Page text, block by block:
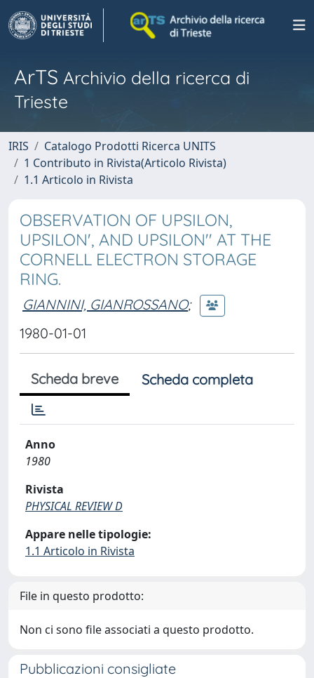
ArTS Archivio della ricerca di
Trieste
IRIS
Catalogo Prodotti Ricerca UNITS
1 Contributo in Rivista(Articolo Rivista)
1.1 Articolo in Rivista
OBSERVATION OF UPSILON,
UPSILON', AND UPSILON'' AT THE
CORNELL ELECTRON STORAGE
RING.
GIANNINI, GIANROSSANO;
1980-01-01
Scheda breve Scheda completa
Anno
1980
Rivista
PHYSICAL REVIEW D
Appare nelle tipologie:
1.1 Articolo in Rivista
File in questo prodotto:
Non ci sono file associati a questo prodotto.
Pubblicazioni consigliate